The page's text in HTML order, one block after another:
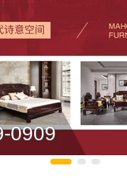
0909